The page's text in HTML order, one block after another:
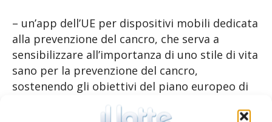
– un’app dell’UE per dispositivi mobili dedicata
alla prevenzione del cancro, che serva a
sensibilizzare all’importanza di uno stile di vita
sano per la prevenzione del cancro,
sostenendo gli obiettivi del piano europeo di